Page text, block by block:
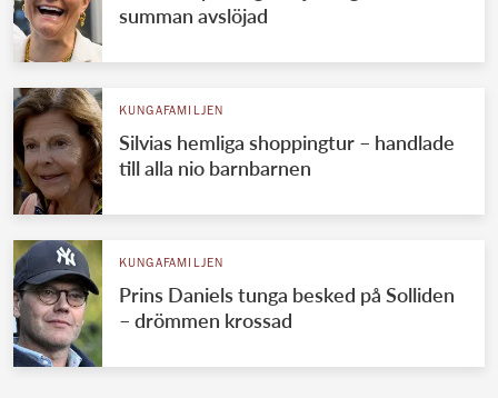
summan avslöjad
KUNGAFAMILJEN
Silvias hemliga shoppingtur – handlade
till alla nio barnbarnen
KUNGAFAMILJEN
Prins Daniels tunga besked på Solliden
– drömmen krossad